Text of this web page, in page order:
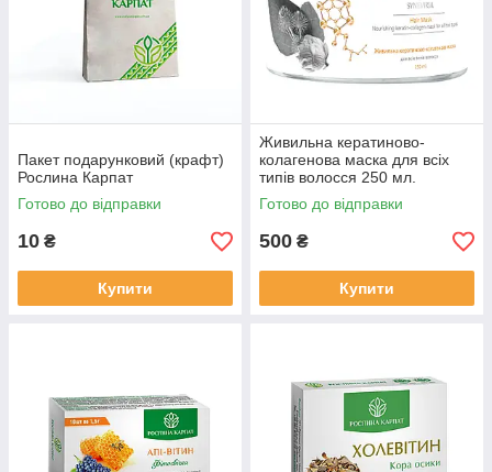
Пакет подарунковий (крафт)
Рослина Карпат
Готово до відправки
10 ₴
Купити
Живильна кератиново-
колагенова маска для всіх
типів волосся 250 мл.
Готово до відправки
500 ₴
Купити